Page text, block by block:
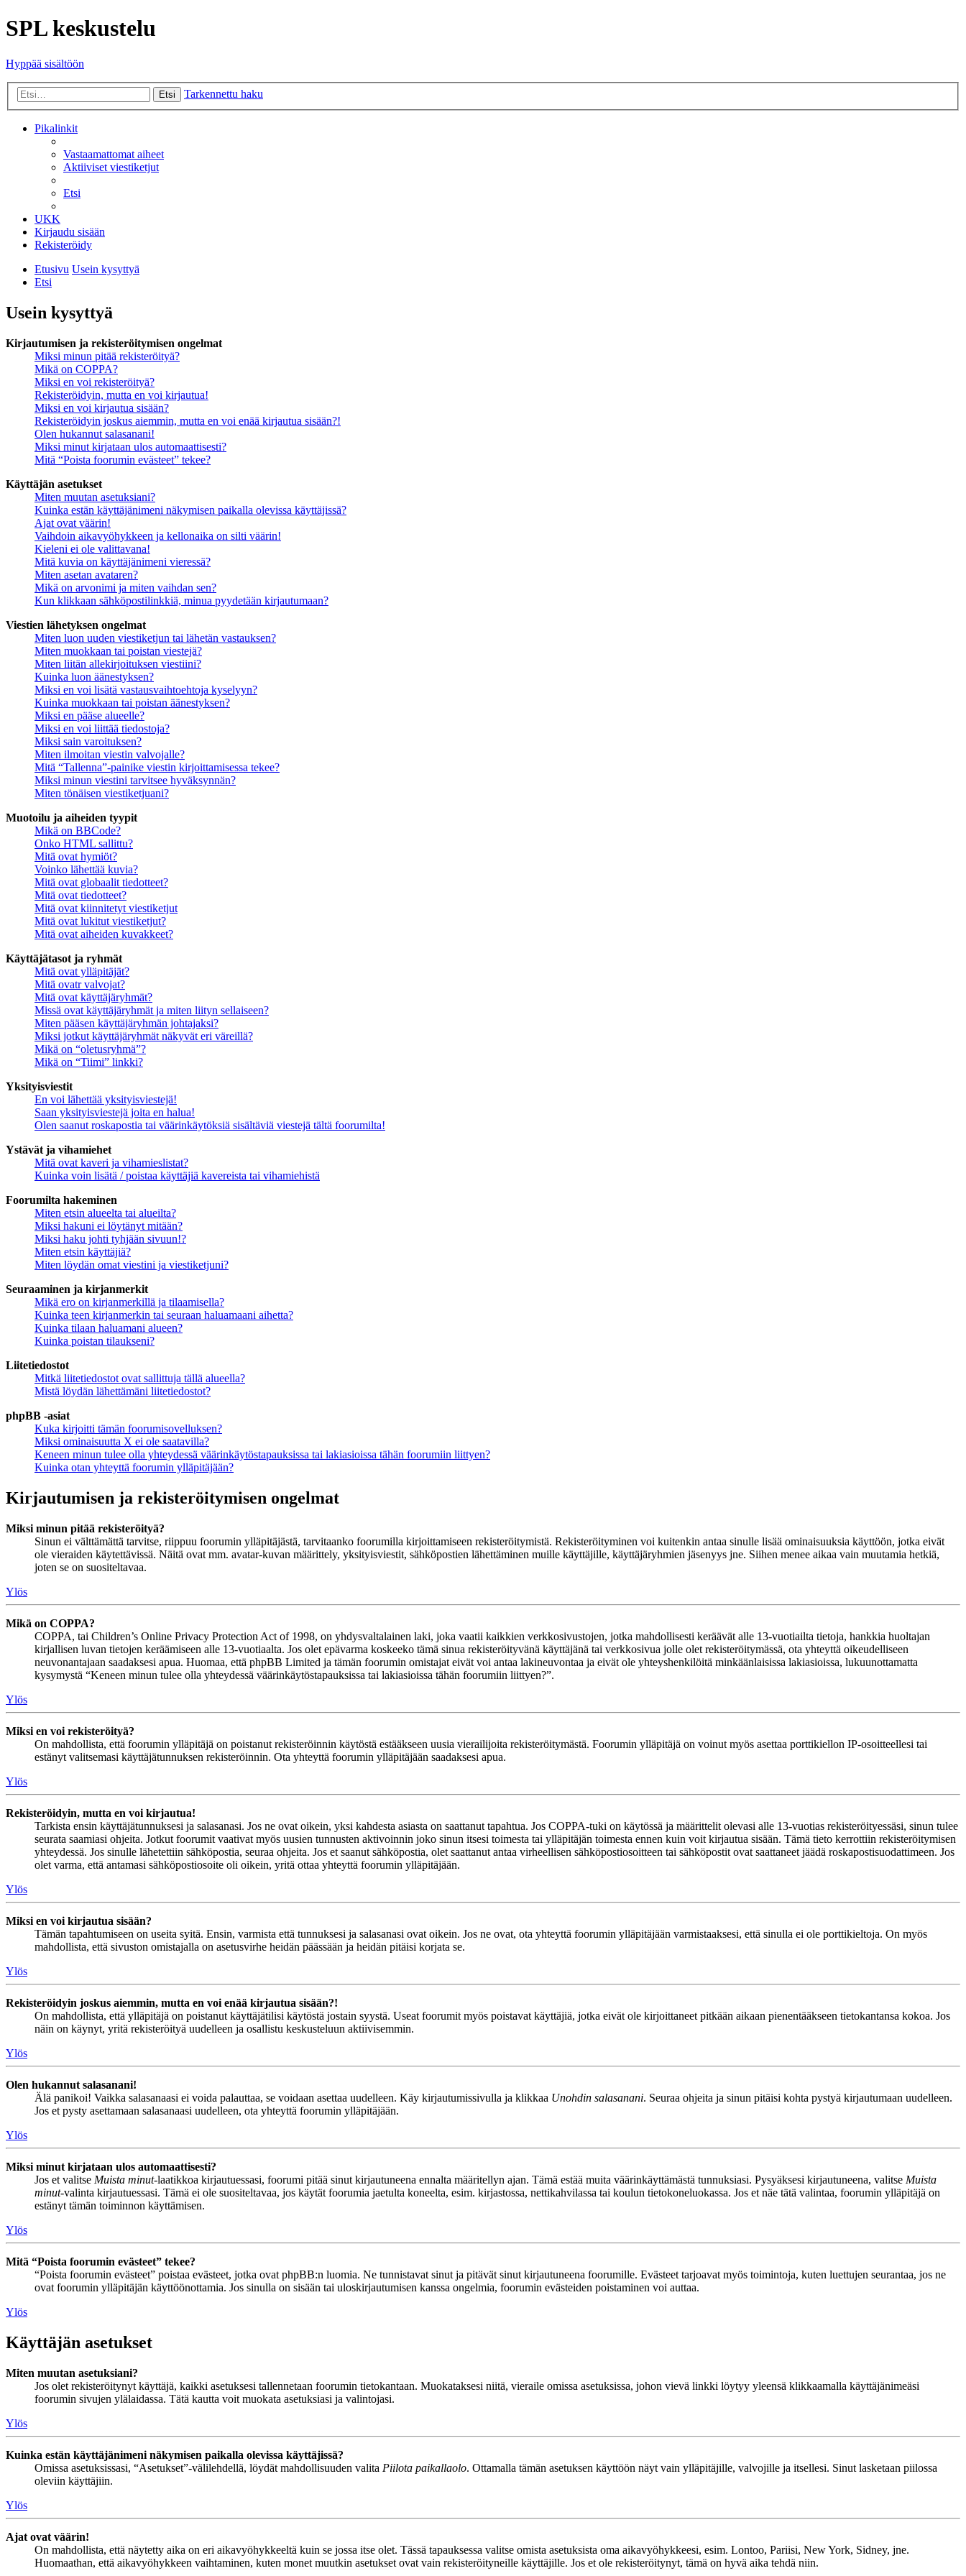
SPL keskustelu
Hyppää sisältöön
Etsi Tarkennettu haku
Pikalinkit
Vastaamattomat aiheet
Aktiiviset viestiketjut
Etsi
UKK
Kirjaudu sisään
Rekisteröidy
Etusivu Usein kysyttyä
Etsi
Usein kysyttyä
Kirjautumisen ja rekisteröitymisen ongelmat
Miksi minun pitää rekisteröityä?
Mikä on COPPA?
Miksi en voi rekisteröityä?
Rekisteröidyin, mutta en voi kirjautua!
Miksi en voi kirjautua sisään?
Rekisteröidyin joskus aiemmin, mutta en voi enää kirjautua sisään?!
Olen hukannut salasanani!
Miksi minut kirjataan ulos automaattisesti?
Mitä “Poista foorumin evästeet” tekee?
Käyttäjän asetukset
Miten muutan asetuksiani?
Kuinka estän käyttäjänimeni näkymisen paikalla olevissa käyttäjissä?
Ajat ovat väärin!
Vaihdoin aikavyöhykkeen ja kellonaika on silti väärin!
Kieleni ei ole valittavana!
Mitä kuvia on käyttäjänimeni vieressä?
Miten asetan avataren?
Mikä on arvonimi ja miten vaihdan sen?
Kun klikkaan sähköpostilinkkiä, minua pyydetään kirjautumaan?
Viestien lähetyksen ongelmat
Miten luon uuden viestiketjun tai lähetän vastauksen?
Miten muokkaan tai poistan viestejä?
Miten liitän allekirjoituksen viestiini?
Kuinka luon äänestyksen?
Miksi en voi lisätä vastausvaihtoehtoja kyselyyn?
Kuinka muokkaan tai poistan äänestyksen?
Miksi en pääse alueelle?
Miksi en voi liittää tiedostoja?
Miksi sain varoituksen?
Miten ilmoitan viestin valvojalle?
Mitä “Tallenna”-painike viestin kirjoittamisessa tekee?
Miksi minun viestini tarvitsee hyväksynnän?
Miten tönäisen viestiketjuani?
Muotoilu ja aiheiden tyypit
Mikä on BBCode?
Onko HTML sallittu?
Mitä ovat hymiöt?
Voinko lähettää kuvia?
Mitä ovat globaalit tiedotteet?
Mitä ovat tiedotteet?
Mitä ovat kiinnitetyt viestiketjut
Mitä ovat lukitut viestiketjut?
Mitä ovat aiheiden kuvakkeet?
Käyttäjätasot ja ryhmät
Mitä ovat ylläpitäjät?
Mitä ovatr valvojat?
Mitä ovat käyttäjäryhmät?
Missä ovat käyttäjäryhmät ja miten liityn sellaiseen?
Miten pääsen käyttäjäryhmän johtajaksi?
Miksi jotkut käyttäjäryhmät näkyvät eri väreillä?
Mikä on “oletusryhmä”?
Mikä on “Tiimi” linkki?
Yksityisviestit
En voi lähettää yksityisviestejä!
Saan yksityisviestejä joita en halua!
Olen saanut roskapostia tai väärinkäytöksiä sisältäviä viestejä tältä foorumilta!
Ystävät ja vihamiehet
Mitä ovat kaveri ja vihamieslistat?
Kuinka voin lisätä / poistaa käyttäjiä kavereista tai vihamiehistä
Foorumilta hakeminen
Miten etsin alueelta tai alueilta?
Miksi hakuni ei löytänyt mitään?
Miksi haku johti tyhjään sivuun!?
Miten etsin käyttäjiä?
Miten löydän omat viestini ja viestiketjuni?
Seuraaminen ja kirjanmerkit
Mikä ero on kirjanmerkillä ja tilaamisella?
Kuinka teen kirjanmerkin tai seuraan haluamaani aihetta?
Kuinka tilaan haluamani alueen?
Kuinka poistan tilaukseni?
Liitetiedostot
Mitkä liitetiedostot ovat sallittuja tällä alueella?
Mistä löydän lähettämäni liitetiedostot?
phpBB -asiat
Kuka kirjoitti tämän foorumisovelluksen?
Miksi ominaisuutta X ei ole saatavilla?
Keneen minun tulee olla yhteydessä väärinkäytöstapauksissa tai lakiasioissa tähän foorumiin liittyen?
Kuinka otan yhteyttä foorumin ylläpitäjään?
Kirjautumisen ja rekisteröitymisen ongelmat
Miksi minun pitää rekisteröityä?
Sinun ei välttämättä tarvitse, riippuu foorumin ylläpitäjästä, tarvitaanko foorumilla kirjoittamiseen rekisteröitymistä. Rekisteröityminen voi kuitenkin antaa sinulle lisää ominaisuuksia käyttöön, jotka eivät
ole vieraiden käytettävissä. Näitä ovat mm. avatar-kuvan määrittely, yksityisviestit, sähköpostien lähettäminen muille käyttäjille, käyttäjäryhmien jäsenyys jne. Siihen menee aikaa vain muutamia hetkiä,
joten se on suositeltavaa.
Ylös
Mikä on COPPA?
COPPA, tai Children’s Online Privacy Protection Act of 1998, on yhdysvaltalainen laki, joka vaatii kaikkien verkkosivustojen, jotka mahdollisesti keräävät alle 13-vuotiailta tietoja, hankkia huoltajan
kirjallisen luvan tietojen keräämiseen alle 13-vuotiaalta. Jos olet epävarma koskeeko tämä sinua rekisteröityvänä käyttäjänä tai verkkosivua jolle olet rekisteröitymässä, ota yhteyttä oikeudelliseen
neuvonantajaan saadaksesi apua. Huomaa, että phpBB Limited ja tämän foorumin omistajat eivät voi antaa lakineuvontaa ja eivät ole yhteyshenkilöitä minkäänlaisissa lakiasioissa, lukuunottamatta
kysymystä “Keneen minun tulee olla yhteydessä väärinkäytöstapauksissa tai lakiasioissa tähän foorumiin liittyen?”.
Ylös
Miksi en voi rekisteröityä?
On mahdollista, että foorumin ylläpitäjä on poistanut rekisteröinnin käytöstä estääkseen uusia vierailijoita rekisteröitymästä. Foorumin ylläpitäjä on voinut myös asettaa porttikiellon IP-osoitteellesi tai
estänyt valitsemasi käyttäjätunnuksen rekisteröinnin. Ota yhteyttä foorumin ylläpitäjään saadaksesi apua.
Ylös
Rekisteröidyin, mutta en voi kirjautua!
Tarkista ensin käyttäjätunnuksesi ja salasanasi. Jos ne ovat oikein, yksi kahdesta asiasta on saattanut tapahtua. Jos COPPA-tuki on käytössä ja määrittelit olevasi alle 13-vuotias rekisteröityessäsi, sinun tulee
seurata saamiasi ohjeita. Jotkut foorumit vaativat myös uusien tunnusten aktivoinnin joko sinun itsesi toimesta tai ylläpitäjän toimesta ennen kuin voit kirjautua sisään. Tämä tieto kerrottiin rekisteröitymisen
yhteydessä. Jos sinulle lähetettiin sähköpostia, seuraa ohjeita. Jos et saanut sähköpostia, olet saattanut antaa virheellisen sähköpostiosoitteen tai sähköpostit ovat saattaneet jäädä roskapostisuodattimeen. Jos
olet varma, että antamasi sähköpostiosoite oli oikein, yritä ottaa yhteyttä foorumin ylläpitäjään.
Ylös
Miksi en voi kirjautua sisään?
Tämän tapahtumiseen on useita syitä. Ensin, varmista että tunnuksesi ja salasanasi ovat oikein. Jos ne ovat, ota yhteyttä foorumin ylläpitäjään varmistaaksesi, että sinulla ei ole porttikieltoja. On myös
mahdollista, että sivuston omistajalla on asetusvirhe heidän päässään ja heidän pitäisi korjata se.
Ylös
Rekisteröidyin joskus aiemmin, mutta en voi enää kirjautua sisään?!
On mahdollista, että ylläpitäjä on poistanut käyttäjätilisi käytöstä jostain syystä. Useat foorumit myös poistavat käyttäjiä, jotka eivät ole kirjoittaneet pitkään aikaan pienentääkseen tietokantansa kokoa. Jos
näin on käynyt, yritä rekisteröityä uudelleen ja osallistu keskusteluun aktiivisemmin.
Ylös
Olen hukannut salasanani!
Älä panikoi! Vaikka salasanaasi ei voida palauttaa, se voidaan asettaa uudelleen. Käy kirjautumissivulla ja klikkaa Unohdin salasanani. Seuraa ohjeita ja sinun pitäisi kohta pystyä kirjautumaan uudelleen.
Jos et pysty asettamaan salasanaasi uudelleen, ota yhteyttä foorumin ylläpitäjään.
Ylös
Miksi minut kirjataan ulos automaattisesti?
Jos et valitse Muista minut-laatikkoa kirjautuessasi, foorumi pitää sinut kirjautuneena ennalta määritellyn ajan. Tämä estää muita väärinkäyttämästä tunnuksiasi. Pysyäksesi kirjautuneena, valitse Muista
minut-valinta kirjautuessasi. Tämä ei ole suositeltavaa, jos käytät foorumia jaetulta koneelta, esim. kirjastossa, nettikahvilassa tai koulun tietokoneluokassa. Jos et näe tätä valintaa, foorumin ylläpitäjä on
estänyt tämän toiminnon käyttämisen.
Ylös
Mitä “Poista foorumin evästeet” tekee?
“Poista foorumin evästeet” poistaa evästeet, jotka ovat phpBB:n luomia. Ne tunnistavat sinut ja pitävät sinut kirjautuneena foorumille. Evästeet tarjoavat myös toimintoja, kuten luettujen seurantaa, jos ne
ovat foorumin ylläpitäjän käyttöönottamia. Jos sinulla on sisään tai uloskirjautumisen kanssa ongelmia, foorumin evästeiden poistaminen voi auttaa.
Ylös
Käyttäjän asetukset
Miten muutan asetuksiani?
Jos olet rekisteröitynyt käyttäjä, kaikki asetuksesi tallennetaan foorumin tietokantaan. Muokataksesi niitä, vieraile omissa asetuksissa, johon vievä linkki löytyy yleensä klikkaamalla käyttäjänimeäsi
foorumin sivujen ylälaidassa. Tätä kautta voit muokata asetuksiasi ja valintojasi.
Ylös
Kuinka estän käyttäjänimeni näkymisen paikalla olevissa käyttäjissä?
Omissa asetuksissasi, “Asetukset”-välilehdellä, löydät mahdollisuuden valita Piilota paikallaolo. Ottamalla tämän asetuksen käyttöön näyt vain ylläpitäjille, valvojille ja itsellesi. Sinut lasketaan piilossa
oleviin käyttäjiin.
Ylös
Ajat ovat väärin!
On mahdollista, että näytetty aika on eri aikavyöhykkeeltä kuin se jossa itse olet. Tässä tapauksessa valitse omista asetuksista oma aikavyöhykkeesi, esim. Lontoo, Pariisi, New York, Sidney, jne.
Huomaathan, että aikavyöhykkeen vaihtaminen, kuten monet muutkin asetukset ovat vain rekisteröityneille käyttäjille. Jos et ole rekisteröitynyt, tämä on hyvä aika tehdä niin.